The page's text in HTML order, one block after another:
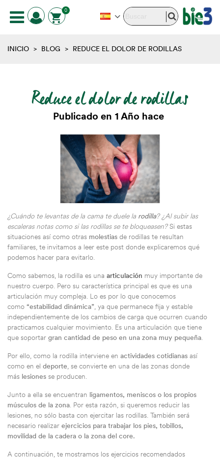
0
INICIO > BLOG > REDUCE EL DOLOR DE RODILLAS
Reduce el dolor de rodillas
Publicado en 1 Año hace
¿Cuándo te levantas de la cama te duele la rodilla? ¿Al subir las
escaleras notas como si las rodillas se te bloqueasen?Si estas
situaciones así como otras molestias de rodillas te resultan
familiares, te invitamos a leer este post donde explicaremos qué
podemos hacer para evitarlo.
Como sabemos, la rodilla es una articulación muy importante de
nuestro cuerpo. Pero su característica principal es que es una
articulación muy compleja. Lo es por lo que conocemos
como “estabilidad dinámica”, ya que permanece fija y estable
independientemente de los cambios de carga que ocurren cuando
practicamos cualquier movimiento. Es una articulación que tiene
que soportar gran cantidad de peso en una zona muy pequeña.
Por ello, como la rodilla interviene en actividades cotidianas así
como en el deporte, se convierte en una de las zonas donde
más lesiones se producen.
Junto a ella se encuentran ligamentos, meniscos o los propios
músculos de la zona. Por esta razón, si queremos reducir las
lesiones, no sólo basta con ejercitar las rodillas. También será
necesario realizar ejercicios para trabajar los pies, tobillos,
movilidad de la cadera o la zona del core.
A continuación, te mostramos los ejercicios recomendados